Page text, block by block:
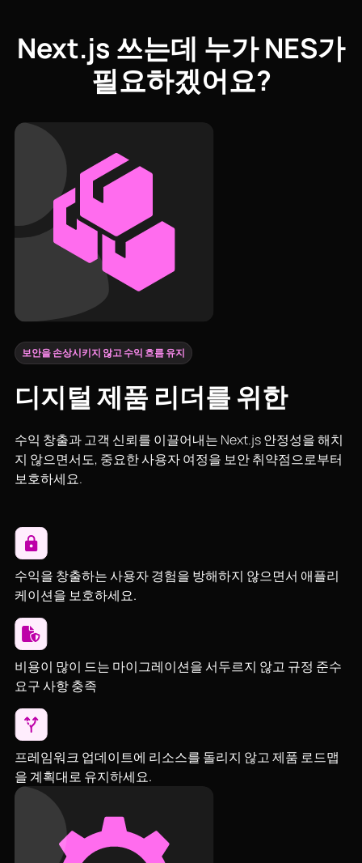
Next.js 쓰는데 누가 NES가
필요하겠어요?
보안을 손상시키지 않고 수익 흐름 유지
디지털 제품 리더를 위한
수익 창출과 고객 신뢰를 이끌어내는 Next.js 안정성을 해치
지 않으면서도, 중요한 사용자 여정을 보안 취약점으로부터
보호하세요.
수익을 창출하는 사용자 경험을 방해하지 않으면서 애플리
케이션을 보호하세요.
비용이 많이 드는 마이그레이션을 서두르지 않고 규정 준수
요구 사항 충족
프레임워크 업데이트에 리소스를 돌리지 않고 제품 로드맵
을 계획대로 유지하세요.